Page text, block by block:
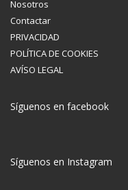
Nosotros
Contactar
PRIVACIDAD
POLÍTICA DE COOKIES
AVÍSO LEGAL
Síguenos en facebook
Síguenos en Instagram